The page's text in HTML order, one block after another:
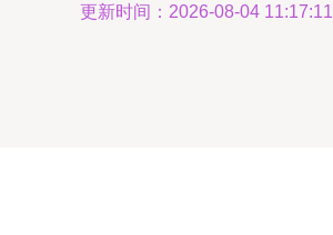
更新时间：2026-08-04 11:17:11